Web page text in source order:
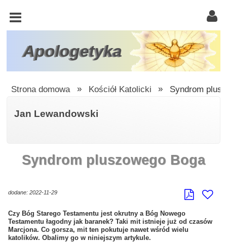
Apologetyka
KOŚCIÓŁ
KATOLICKI
TRÓJCA
ŚWIĘTA
OBRONIE
Strona domowa » Kościół Katolicki » Syndrom
Jan Lewandowski
Syndrom pluszowego Boga
dodane: 2022-11-29
Czy Bóg Starego Testamentu jest okrutny a Bóg Nowego
Testamentu łagodny jak baranek? Taki mit istnieje już od czasów
Marcjona. Co gorsza, mit ten pokutuje nawet wśród wielu
katolików. Obalimy go w niniejszym artykule.